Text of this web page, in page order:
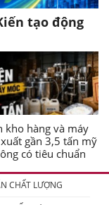
tạo động
kho hàng và máy
gần 3,5 tấn mỹ
có tiêu chuẩn
CHẤT LƯỢNG